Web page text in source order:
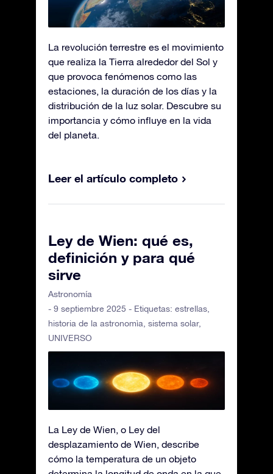
La revolución terrestre es el movimiento
que realiza la Tierra alrededor del Sol y
que provoca fenómenos como las
estaciones, la duración de los días y la
distribución de la luz solar. Descubre su
importancia y cómo influye en la vida
del planeta.
Leer el artículo completo
Ley de Wien: qué es,
definición y para qué
sirve
Astronomía
- 9 septiembre 2025 - Etiquetas: estrellas
historia de la astronomìa sistema solar,
UNIVERSO
La Ley de Wien, o Ley del
desplazamiento de Wien, describe
cómo la temperatura de un objeto